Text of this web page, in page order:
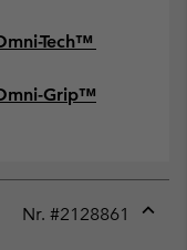
Tech™
Grip™
Nr. #2128861